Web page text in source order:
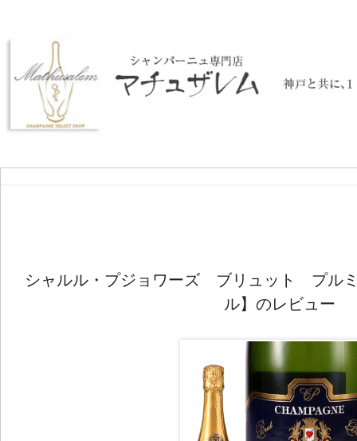
シャルル・プジョワーズ ブリュット プル
ル】のレビュー